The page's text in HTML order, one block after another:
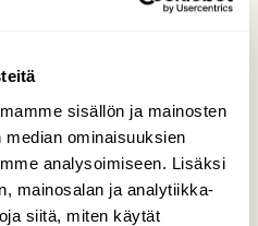
sisällön ja mainosten
ominaisuuksien
analysoimiseen. Lisäksi
mainosalan ja analytiikka-
siitä, miten käytät
etusivulle